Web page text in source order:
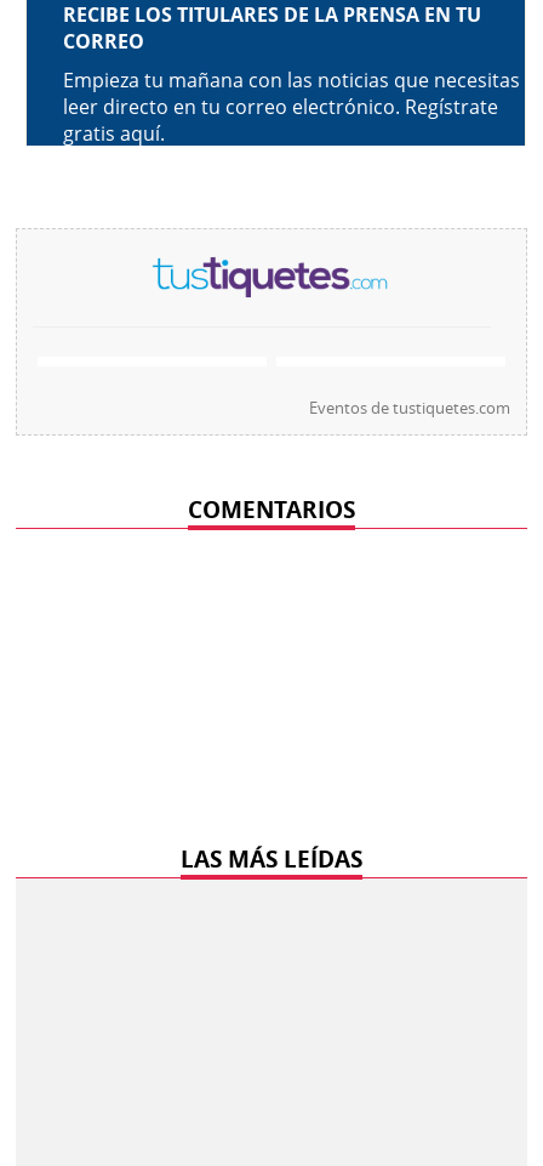
Eventos detustiquetes.com
COMENTARIOS
LAS MÁS LEÍDAS